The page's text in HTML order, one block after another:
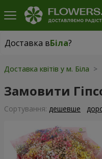
Доставка вБіла?
Доставка вБіла
Доставка квітів у м. Біла >
Замовити
Сортування: дешевше